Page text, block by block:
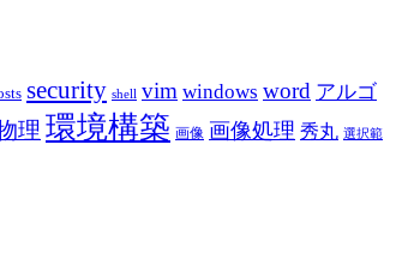
security shell vim windows word アルゴ
理 環境構築 画像 画像処理 秀丸 選択範